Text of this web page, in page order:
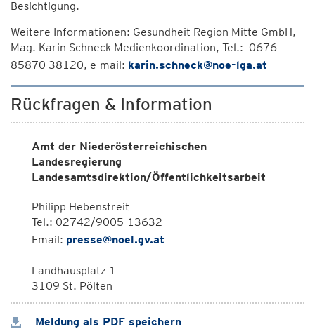
Besichtigung.
Weitere Informationen: Gesundheit Region Mitte GmbH,
Mag. Karin Schneck Medienkoordination, Tel.: 0676
85870 38120, e-mail: karin.schneck@noe-lga.at
Rückfragen & Information
Amt der Niederösterreichischen
Landesregierung
Landesamtsdirektion/Öffentlichkeitsarbeit
Philipp Hebenstreit
Tel.: 02742/9005-13632
Email: presse@noel.gv.at
Landhausplatz 1
3109 St. Pölten
Meldung als PDF speichern